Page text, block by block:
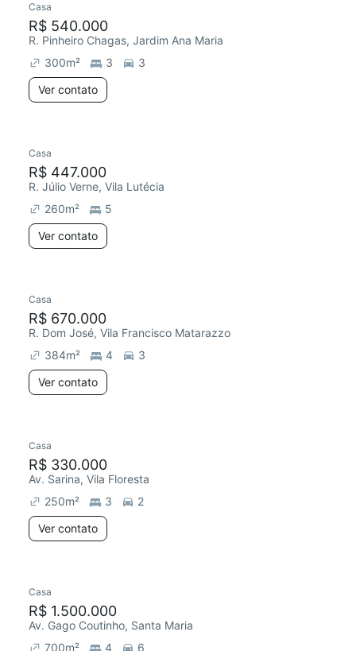
Casa
R$ 540.000
R. Pinheiro Chagas, Jardim Ana Maria
300m² 3
3
Ver contato
Casa
R$ 447.000
R. Júlio Verne, Vila Lutécia
260m²
5
Ver contato
Casa
R$ 670.000
R. Dom José, Vila Francisco Matarazzo
384m² 4
3
Ver contato
Casa
R$ 330.000
Av. Sarina, Vila Floresta
250m² 3
2
Ver contato
Casa
R$ 1.500.000
Av. Gago Coutinho, Santa Maria
700m² 4 6